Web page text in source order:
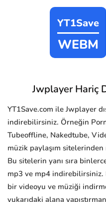
YT1Save
WEBM
Jwplayer Hariç
YT1Save.com ile Jwplayer
indirebilirsiniz. Örneğin
Tubeoffline, Nakedtube,
müzik paylaşım
Bu sitelerin yanı sıra
mp3 ve mp4
bir videoyu ve müziği
yukarıdaki alana